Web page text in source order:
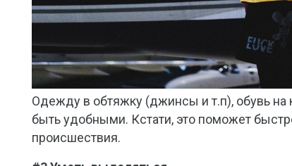
Одежду в обтяжку (джинсы и т.п), обувь
быть удобными. Кстати, это поможет
происшествия.